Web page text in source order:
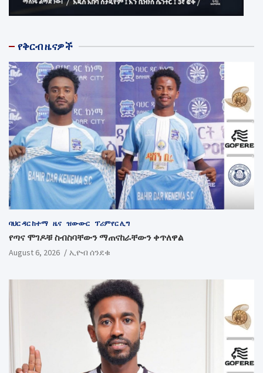
የቅርብ ዜናዎች
ባህር ዳር ከተማ ዜና ዝውውር ፕሪምየር ሊግ
የጣና ሞገዶቹ ስብስባቸውን ማጠናከራቸውን ቀጥለዋል
August 6, 2026 ኢዮብ ሰንደቁ